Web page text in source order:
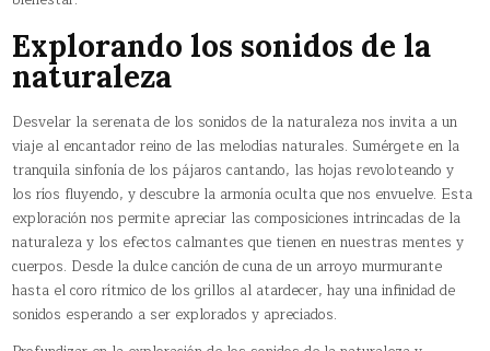
Explorando los sonidos de la
naturaleza
Desvelar la serenata de los sonidos de la naturaleza nos invita a un
viaje al encantador reino de las melodías naturales. Sumérgete en la
tranquila sinfonía de los pájaros cantando, las hojas revoloteando y
los ríos fluyendo, y descubre la armonía oculta que nos envuelve. Esta
exploración nos permite apreciar las composiciones intrincadas de la
naturaleza y los efectos calmantes que tienen en nuestras mentes y
cuerpos. Desde la dulce canción de cuna de un arroyo murmurante
hasta el coro rítmico de los grillos al atardecer, hay una infinidad de
sonidos esperando a ser explorados y apreciados.